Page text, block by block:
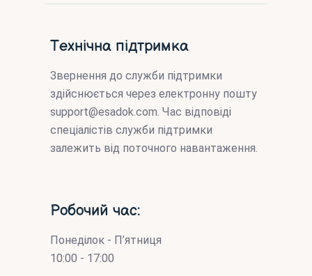
Технічна підтримка
Звернення до служби підтримки
здійснюється через електронну пошту
support@esadok.com . Час відповіді
спеціалістів служби підтримки
залежить від поточного навантаження.
Робочий час:
Понеділок - П’ятниця
10:00 - 17:00